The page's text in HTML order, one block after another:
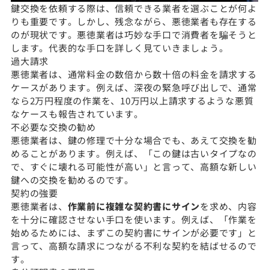
鍵交換を依頼する際は、信頼できる業者を選ぶことが何よ
りも重要です。しかし、残念ながら、悪徳業者も存在する
のが現状です。悪徳業者は巧妙な手口で消費者を騙そうと
します。代表的な手口を詳しく見ていきましょう。
過大請求
悪徳業者は、通常料金の数倍から数十倍の料金を請求する
ケースがあります。例えば、深夜の緊急呼び出しで、通常
なら2万円程度の作業を、10万円以上請求するような悪質
なケースも報告されています。
不必要な交換の勧め
悪徳業者は、鍵の修理で十分な場合でも、あえて交換を勧
めることがあります。例えば、「この鍵は古いタイプなの
で、すぐに壊れる可能性が高い」と言って、高額な新しい
鍵への交換を勧めるのです。
契約の強要
悪徳業者は、 作業前に複雑な契約書にサインを求め、内容
を十分に確認させない手口を使います。例えば、「作業を
始めるためには、まずこの契約書にサインが必要です」と
言って、高額な請求につながる不利な契約を結ばせるので
す。